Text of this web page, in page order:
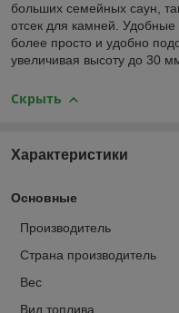
больших семейных саун,
отсек для камней.
более просто и удобно
увеличивая высоту до 30
Скрыть
Характеристики
Основные
Производитель
Страна производитель
Вес
Вид топлива